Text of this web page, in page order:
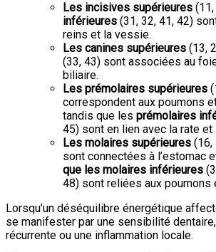
Les incisives supérieures
inférieures (31, 32, 41, 42)
reins et la vessie.
Les canines supérieures (13,
(33, 43) sont associées au
biliaire.
Les prémolaires supérieures
correspondent aux poumons
tandis que les prémolaires
45) sont en lien avec la rate et
Les molaires supérieures (16,
sont connectées à l’estomac
que les molaires inférieures
48) sont reliées aux poumons
Lorsqu’un déséquilibre énergétique
se manifester par une sensibilité
récurrente ou une inflammation locale.